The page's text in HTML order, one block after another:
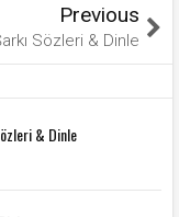
Previous
Sözleri & Dinle
& Dinle